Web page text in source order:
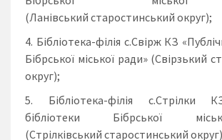
(Ланівський старостинський округ);
Бібліотека-філія с.Свірж КЗ
Бібрської міської ради» (Свірзький
округ);
Бібліотека-філія с.Стрілки
бібліотеки Бібрської
(Стрілківський старостинський